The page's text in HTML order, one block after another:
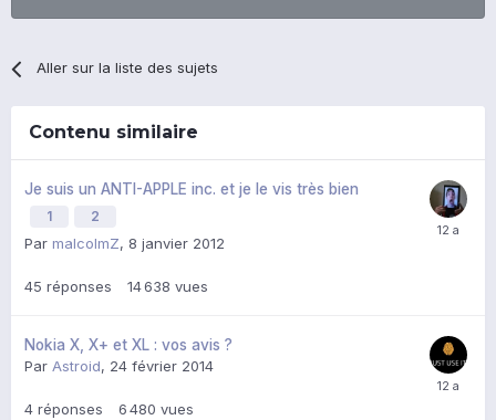
Aller sur la liste des sujets
Contenu similaire
Je suis un ANTI-APPLE inc. et je le vis très bien
1 2
Par malcolmZ, 8 janvier 2012
45 réponses 14 638 vues
Nokia X, X+ et XL : vos avis ?
Par Astroid, 24 février 2014
4 réponses 6 480 vues